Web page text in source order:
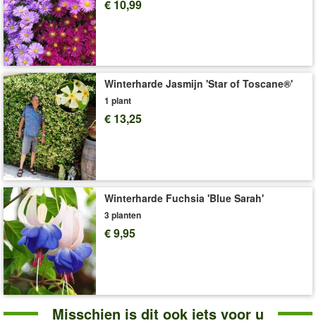
Art.nr.:3817
Levering omvat:12 cm-pot
'Calibrachoa Petunia 'Chameleon Atomic Orange''
Plant- en Verzorgingstips
€ 10,99
Winterharde Jasmijn 'Star of Toscane®'
1 plant
€ 13,25
Winterharde Fuchsia 'Blue Sarah'
3 planten
€ 9,95
Misschien is dit ook iets voor u